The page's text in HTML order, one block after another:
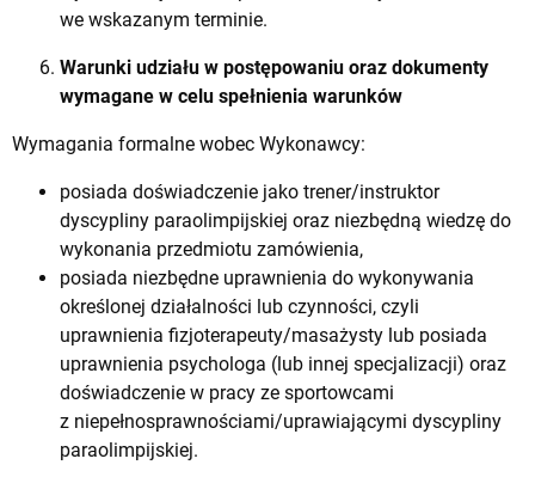
we wskazanym terminie.
Warunki udziału w postępowaniu oraz dokumenty
wymagane w celu spełnienia warunków
Wymagania formalne wobec Wykonawcy:
posiada doświadczenie jako trener/instruktor
dyscypliny paraolimpijskiej oraz niezbędną wiedzę do
wykonania przedmiotu zamówienia,
posiada niezbędne uprawnienia do wykonywania
określonej działalności lub czynności, czyli
uprawnienia fizjoterapeuty/masażysty lub posiada
uprawnienia psychologa (lub innej specjalizacji) oraz
doświadczenie w pracy ze sportowcami
z niepełnosprawnościami/uprawiającymi dyscypliny
paraolimpijskiej.